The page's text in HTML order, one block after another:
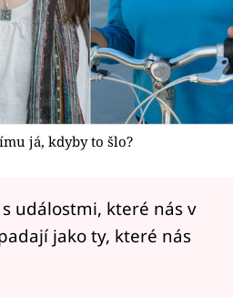
já, kdyby to šlo?
událostmi, které nás v
jako ty, které nás